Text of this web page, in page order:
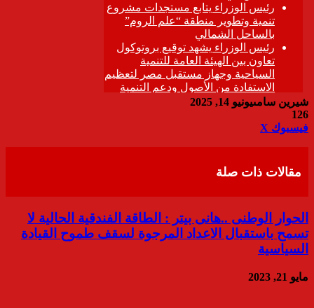
شيرين سامىيونيو 14, 2025
126
فيسبوك ‫Xواتساب
تيلقرام
ڤايبر
مشاركة
طباعة
مقالات ذات صلة
الحوار الوطنى ..هانى بيتر : الطاقة الفندقية الحالية لا
تسمح باستقبال الاعداد المرجوة لسقف طموح القيادة
السياسية
مايو 21, 2023